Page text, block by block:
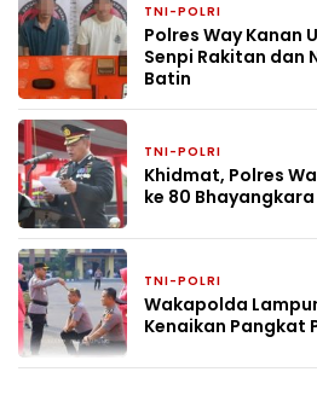
TNI-POLRI
Polres Way Kanan
Senpi Rakitan dan
Batin
TNI-POLRI
Khidmat, Polres
ke 80 Bhayangkara
TNI-POLRI
Wakapolda
Kenaikan Pangkat